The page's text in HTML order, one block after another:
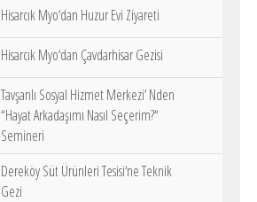
Hisarcık Myo‘dan Huzur Evi Ziyareti
Hisarcık Myo‘dan Çavdarhisar Gezisi
Tavşanlı Sosyal Hizmet Merkezi’ Nden
“Hayat Arkadaşımı Nasıl Seçerim?“
Semineri
Dereköy Süt Ürünleri Tesisi‘ne Teknik
Gezi